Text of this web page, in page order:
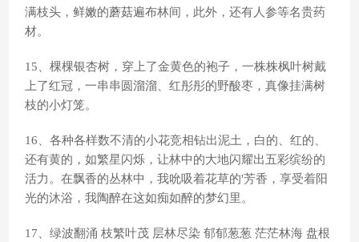
满枝头，鲜嫩的蘑菇遍布林间，此外，还有人参等名贵药
材。
15、棵棵银杏树，穿上了金黄色的袍子，一株株枫叶树戴
上了红冠，一串串圆溜溜、红彤彤的野酸枣，真像挂满树
枝的小灯笼。
16、各种各样数不清的小花竞相钻出泥土，白的、红的、
还有黄的，如繁星闪烁，让林中的大地闪耀出五彩缤纷的
活力。在飘香的丛林中，我吮吸着花草的'芳香，享受着阳
光的沐浴，我陶醉在这如痴如醉的梦幻里。
17、绿波翻涌 枝繁叶茂 层林尽染 郁郁葱葱 茫茫林海 盘根